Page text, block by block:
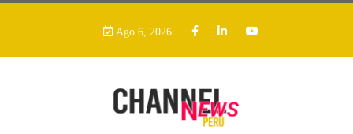
Ago 6, 2026